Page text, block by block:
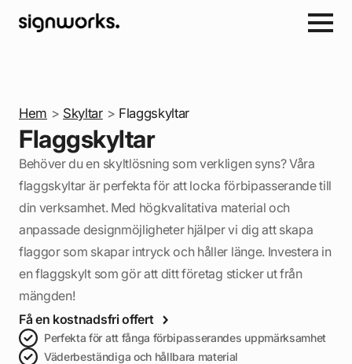
Hem > Skyltar> Flaggskyltar
Flaggskyltar
Behöver du en skyltlösning som verkligen syns? Våra
flaggskyltar är perfekta för att locka förbipasserande till
din verksamhet. Med högkvalitativa material och
anpassade designmöjligheter hjälper vi dig att skapa
flaggor som skapar intryck och håller länge. Investera in
en flaggskylt som gör att ditt företag sticker ut från
mängden!
Få en kostnadsfri offert
Perfekta för att fånga förbipasserandes uppmärksamhet
Väderbeständiga och hållbara material